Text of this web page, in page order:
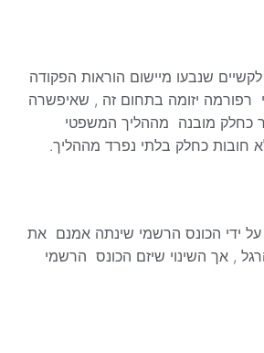
שנבעו מיישום הוראות הפקודה
רפורמה יזומה בתחום זה , שאיפשרה
כחלק מובנה מההליך המשפטי
חובות כחלק בלתי נפרד מההליך.
ידי הכונס הרשמי שינתה אמנם את
, אך השינוי שיזם הכונס הרשמי